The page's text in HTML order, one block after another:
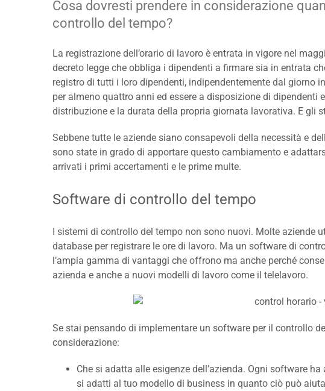
Cosa dovresti prendere in considerazione
controllo del tempo?
La registrazione dell’orario di lavoro è entrata in vigore nel
decreto legge che obbliga i dipendenti a firmare sia in entrata
registro di tutti i loro dipendenti, indipendentemente dal giorno
per almeno quattro anni ed essere a disposizione di dipendenti
distribuzione e la durata della propria giornata lavorativa. E gli
Sebbene tutte le aziende siano consapevoli della necessità e
sono state in grado di apportare questo cambiamento e
arrivati ​​i primi accertamenti e le prime multe.
Software di controllo del tempo
I sistemi di controllo del tempo non sono nuovi. Molte aziende
database per registrare le ore di lavoro. Ma un software di
l’ampia gamma di vantaggi che offrono ma anche perché
azienda e anche a nuovi modelli di lavoro come il telelavoro.
Se stai pensando di implementare un software per il controllo
considerazione:
Che si adatta alle esigenze dell’azienda. Ogni software
si adatti al tuo modello di business in quanto ciò può